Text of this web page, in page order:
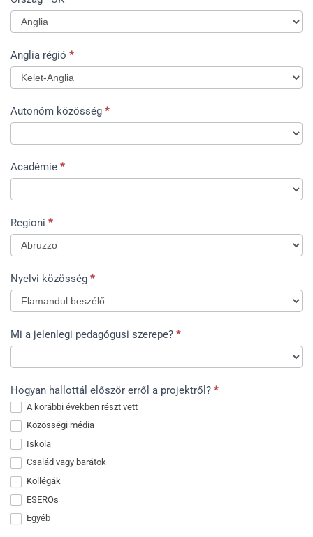
-
UK
Anglia régió *
Autonóm közösség *
Académie *
Regioni *
Nyelvi közösség *
Mi a jelenlegi pedagógusi szerepe? *
a
jelenlegi
pedagógusi
szerepe?
Hogyan hallottál először erről a projektről? *
A korábbi években részt vett
Közösségi média
Iskola
Család vagy barátok
Kollégák
ESEROs
Egyéb